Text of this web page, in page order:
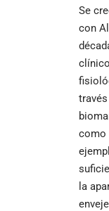
Se
con
como
la